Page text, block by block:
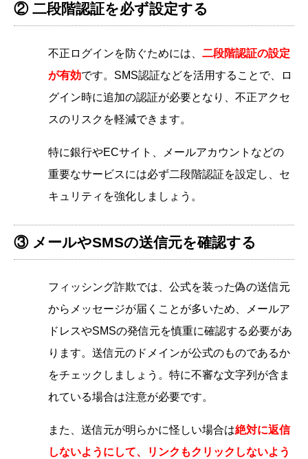
② 二段階認証を必ず設定する
不正ログインを防ぐためには、 二段階認証の設定
が有効です。SMS認証などを活用することで、ロ
グイン時に追加の認証が必要となり、不正アクセ
スのリスクを軽減できます。
特に銀行やECサイト、メールアカウントなどの
重要なサービスには必ず二段階認証を設定し、セ
キュリティを強化しましょう。
③ メールやSMSの送信元を確認する
フィッシング詐欺では、公式を装った偽の送信元
からメッセージが届くことが多いため、メールア
ドレスやSMSの発信元を慎重に確認する必要があ
ります。送信元のドメインが公式のものであるか
をチェックしましょう。特に不審な文字列が含ま
れている場合は注意が必要です。
また、送信元が明らかに怪しい場合は絶対に返信
しないようにして、リンクもクリックしないよう